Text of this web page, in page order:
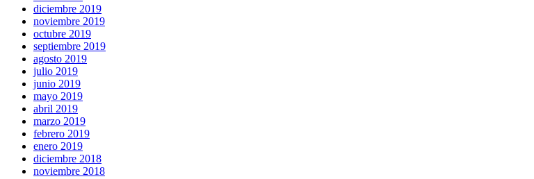
diciembre 2019
noviembre 2019
octubre 2019
septiembre 2019
agosto 2019
julio 2019
junio 2019
mayo 2019
abril 2019
marzo 2019
febrero 2019
enero 2019
diciembre 2018
noviembre 2018